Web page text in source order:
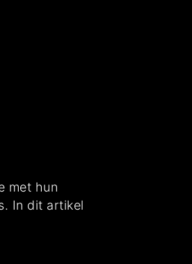
met hun
In dit artikel